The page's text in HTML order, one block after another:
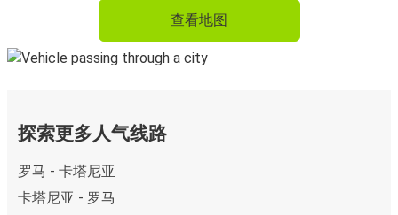
查看地图
探索更多人气线路
罗马 - 卡塔尼亚
卡塔尼亚 - 罗马